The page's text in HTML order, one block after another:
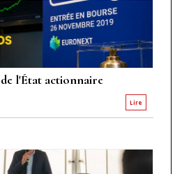
l'État actionnaire
Lire